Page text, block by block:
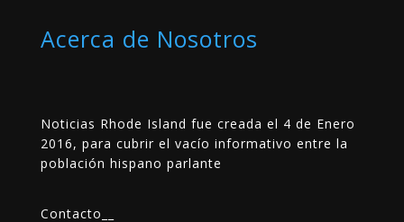
Acerca de Nosotros
Noticias Rhode Island fue creada el 4 de Enero
2016, para cubrir el vacío informativo entre la
población hispano parlante
Contacto